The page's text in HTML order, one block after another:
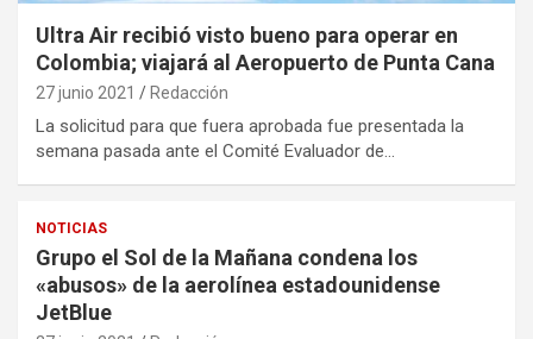
Ultra Air recibió visto bueno para operar en
Colombia; viajará al Aeropuerto de Punta Cana
27 junio 2021 Redacción
La solicitud para que fuera aprobada fue presentada la
semana pasada ante el Comité Evaluador de…
NOTICIAS
Grupo el Sol de la Mañana condena los
«abusos» de la aerolínea estadounidense
JetBlue